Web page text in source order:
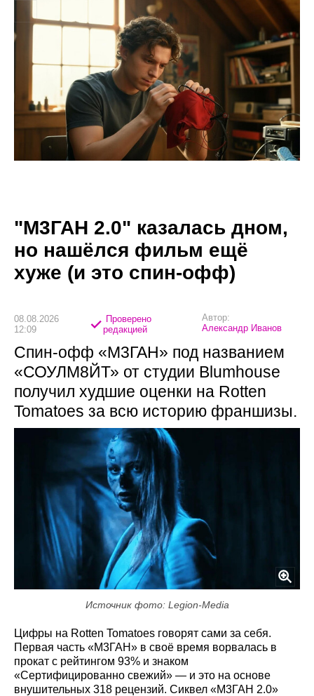
"М3ГАН 2.0" казалась дном,
но нашёлся фильм ещё
хуже (и это спин-офф)
08.08.2026
12:09
Проверено
редакцией
Автор:
Александр Иванов
Спин-офф «М3ГАН» под названием
«СОУЛМ8ЙТ» от студии Blumhouse
получил худшие оценки на Rotten
Tomatoes за всю историю франшизы.
Источник фото: Legion-Media
Цифры на Rotten Tomatoes говорят сами за себя.
Первая часть «М3ГАН» в своё время ворвалась в
прокат с рейтингом 93% и знаком
«Сертифицированно свежий» — и это на основе
внушительных 318 рецензий. Сиквел «М3ГАН 2.0»